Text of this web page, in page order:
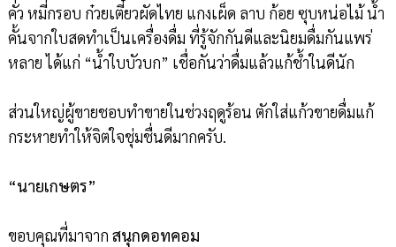
คั่ว หมี่กรอบ ก๋วยเตี๋ยวผัดไทย แกงเผ็ด ลาบ ก้อย ซุบหน่อไม้ น้ำ
คั้นจากใบสดทำเป็นเครื่องดื่ม ที่รู้จักกันดีและนิยมดื่มกันแพร่
หลาย ได้แก่ “น้ำใบบัวบก” เชื่อกันว่าดื่มแล้วแก้ช้ำในดีนัก
ส่วนใหญ่ผู้ขายชอบทำขายในช่วงฤดูร้อน ตักใส่แก้วขายดื่มแก้
กระหายทำให้จิตใจชุ่มชื่นดีมากครับ.
“นายเกษตร”
ขอบคุณที่มาจาก สนุกดอทคอม